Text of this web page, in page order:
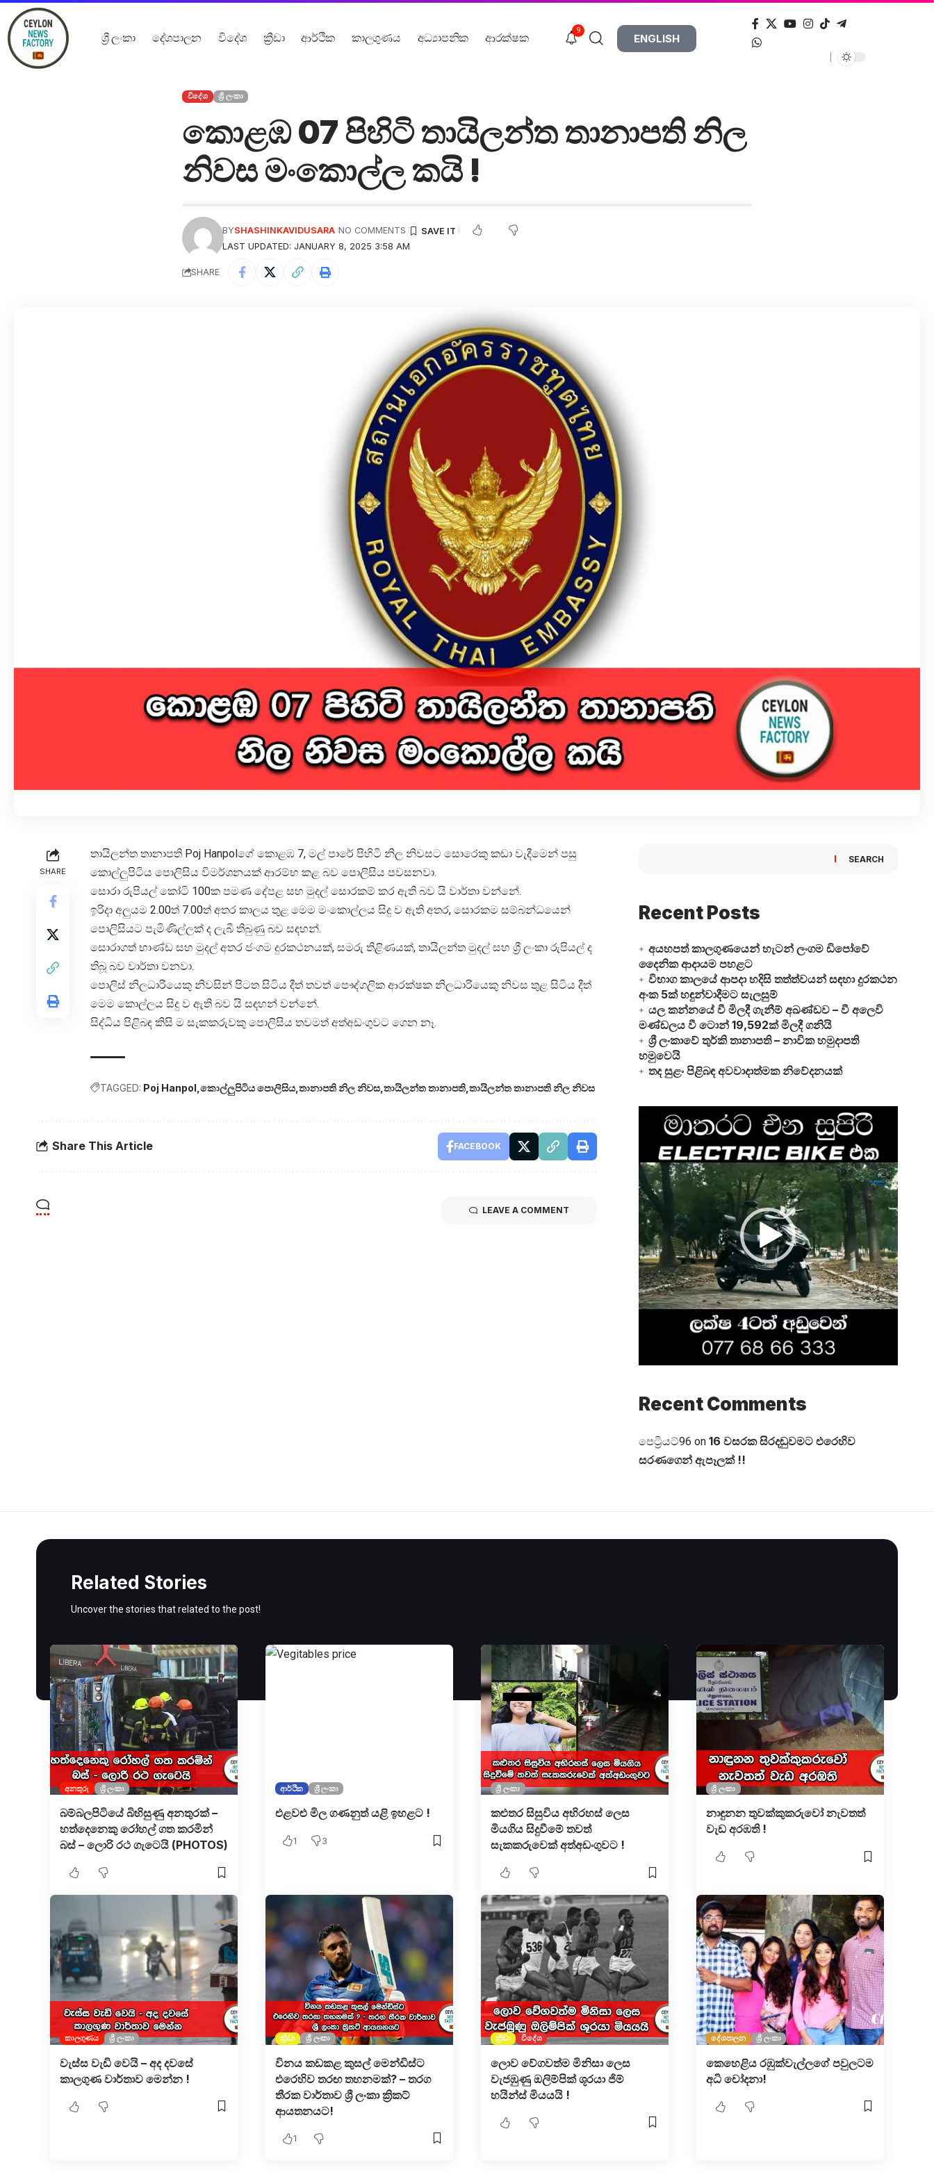
ශ්‍රී ලංකා දේශපාලන විදේශ ක්‍රීඩා ආර්ථික කාලගුණය අධ්‍යාපනික ආරක්ෂක
9
ENGLISH
විදේශ ශ්‍රී ලංකා
කොළඹ 07 පිහිටි තායිලන්ත තානාපති නිල
නිවස මංකොල්ල කයි !
LAST UPDATED: JANUARY 8, 2025 3:58 AM
BYSHASHINKAVIDUSARA NO COMMENTS
SHARE
SHARE
තායිලන්ත තානාපති Poj Hanpolගේ කොළඹ 7, මල් පාරේ පිහිටි නිල නිවසට සොරෙකු කඩා වැදීමෙන් පසු
කොල්ලුපිටිය පොලිසිය විමර්ශනයක් ආරම්භ කළ බව පොලිසිය පවසනවා.
සොරා රුපියල් කෝටි 100ක පමණ දේපළ සහ මුදල් සොරකම් කර ඇති බව යි වාර්තා වන්නේ.
ඉරිදා අලුයම 2.00ත් 7.00ත් අතර කාලය තුළ මෙම මංකොල්ලය සිදු ව ඇති අතර, සොරකම සම්බන්ධයෙන්
පොලිසියට පැමිණිල්ලක් ද ලැබී තිබුණු බව සඳහන්.
සොරාගත් භාණ්ඩ සහ මුදල් අතර ජංගම දුරකථනයක්, සමරු තිළිණයක්, තායිලන්ත මුදල් සහ ශ්‍රී ලංකා රුපියල් ද
තිබූ බව වාර්තා වනවා.
පොලිස් නිලධාරියෙකු නිවසින් පිටත සිටිය දීත් තවත් පෞද්ගලික ආරක්ෂක නිලධාරියෙකු නිවස තුළ සිටිය දීත්
මෙම කොල්ලය සිදු ව ඇති බව යි සඳහන් වන්නේ.
සිද්ධිය පිළිබඳ කිසි ම සැකකරුවකු පොලිසිය තවමත් අත්අඩංගුවට ගෙන නෑ.
TAGGED: Poj Hanpol කොල්ලුපිටිය පොලිසිය තානාපති නිල නිවස තායිලන්ත තානාපති තායිලන්ත තානාපති නිල නිවස
Share This Article FACEBOOK
LEAVE A COMMENT
SEARCH
Recent Posts
අයහපත් කාලගුණයෙන් හැටන් ලංගම ඩිපෝවේ
දෛනික ආදායම පහළට
විභාග කාලයේ ආපදා හදිසි තත්ත්වයන් සඳහා දුරකථන
අංක 5ක් හඳුන්වාදීමට සැලසුම්
යල කන්නයේ වී මිලදී ගැනීම් අඛණ්ඩව – වී අලෙවි
මණ්ඩලය වී ටොන් 19,592ක් මිලදී ගනියි
ශ්‍රී ලංකාවේ තුර්කි තානාපති – නාවික හමුදාපති
හමුවෙයි
තද සුළං පිළිබඳ අවවාදාත්මක නිවේදනයක්
Video
Player
Recent Comments
පෙට්‍රියට්96 on 16 වසරක සිරදඬුවමට එරෙහිව
සරණගෙන් ඇපෑලක් !!
Related Stories
Uncover the stories that related to the post!
අනතුරු ශ්‍රී ලංකා
බම්බලපිටියේ බිහිසුණු අනතුරක් –
හත්දෙනෙකු රෝහල් ගත කරමින්
බස් – ලොරි රථ ගැටෙයි (PHOTOS)
ආර්ථික ශ්‍රී ලංකා
එළවළු මිල ගණනුත් යළි ඉහළට !
1 3
ශ්‍රී ලංකා
කළුතර සිසුවිය අභිරහස් ලෙස
මියගිය සිදුවීමේ තවත්
සැකකරුවෙක් අත්අඩංගුවට !
ශ්‍රී ලංකා
නාඳුනන තුවක්කුකරුවෝ නැවතත්
වැඩ අරඹති !
කාලගුණය ශ්‍රී ලංකා
වැස්ස වැඩි වෙයි – අද දවසේ
කාලගුණ වාර්තාව මෙන්න !
ක්‍රීඩා ශ්‍රී ලංකා
විනය කඩකළ කුසල් මෙන්ඩිස්ට
එරෙහිව තරඟ තහනමක්? – තරග
තීරක වාර්තාව ශ්‍රී ලංකා ක්‍රිකට්
ආයතනයට!
1
ක්‍රීඩා විදේශ
ලොව වේගවත්ම මිනිසා ලෙස
වැජඹුණු ඔලිම්පික් ශූරයා ජිම්
හයින්ස් මියයයි !
දේශපාලන ශ්‍රී ලංකා
කෙහෙළිය රඹුක්වැල්ලගේ පවුලටම
අධි චෝදනා!